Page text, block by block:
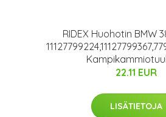
RIDEX Huohotin BMW
22.11 EUR
LISÄTIETOJA